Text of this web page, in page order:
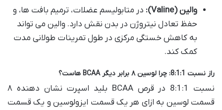
والین (Valine):
در متابولیسم عضلات، ترمیم بافت ها، و
حفظ تعادل نیتروژن در بدن نقش دارد. والین می تواند
به کاهش خستگی مرکزی در طول تمرینات طولانی مدت
کمک کند.
راز نسبت 8:1:1: چرا لوسین ۸ برابر دیگر BCAA هاست؟
نسبت 8:1:1 در قرص BCAA بلید اسپرت نشان دهنده ۸
قسمت لوسین به ازای هر یک قسمت ایزولوسین و یک قسمت